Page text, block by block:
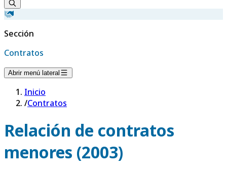
Sección
Contratos
Abrir menú lateral
Inicio
/Contratos
Relación de contratos
menores (2003)